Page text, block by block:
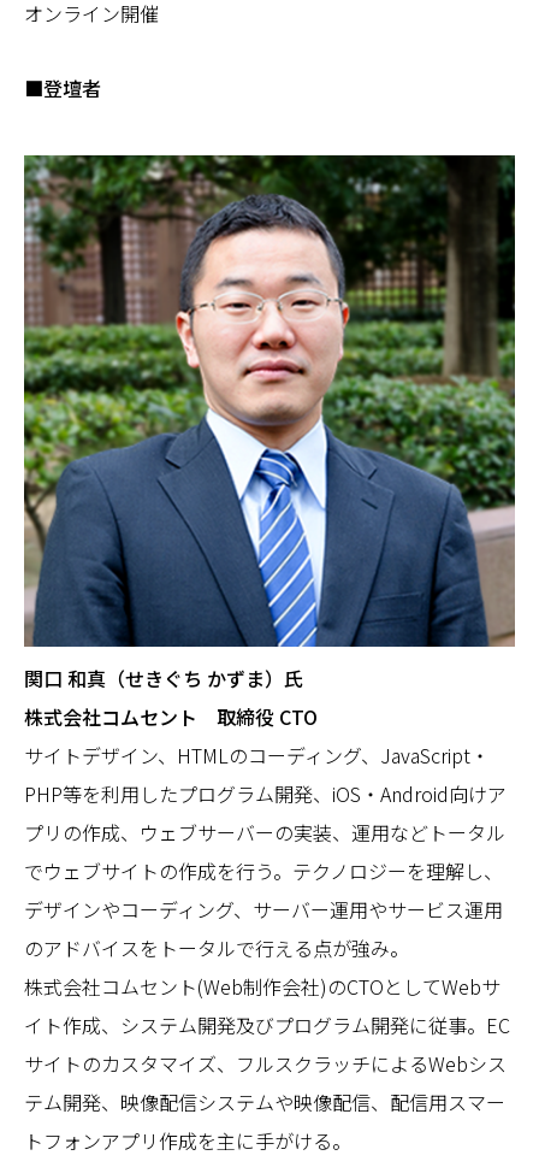
オンライン開催
■登壇者
関口 和真（せきぐち かずま）氏
株式会社コムセント 取締役 CTO
サイトデザイン、HTMLのコーディング、JavaScript・
PHP等を利用したプログラム開発、iOS・Android向けア
プリの作成、ウェブサーバーの実装、運用などトータル
でウェブサイトの作成を行う。テクノロジーを理解し、
デザインやコーディング、サーバー運用やサービス運用
のアドバイスをトータルで行える点が強み。
株式会社コムセント(Web制作会社)のCTOとしてWebサ
イト作成、システム開発及びプログラム開発に従事。EC
サイトのカスタマイズ、フルスクラッチによるWebシス
テム開発、映像配信システムや映像配信、配信用スマー
トフォンアプリ作成を主に手がける。